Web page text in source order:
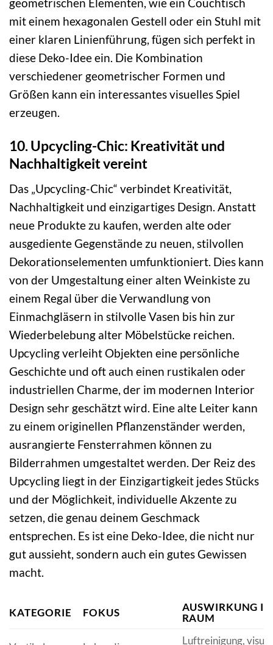
geometrischen Elementen, wie ein Couchtisch
mit einem hexagonalen Gestell oder ein Stuhl mit
einer klaren Linienführung, fügen sich perfekt in
diese Deko-Idee ein. Die Kombination
verschiedener geometrischer Formen und
Größen kann ein interessantes visuelles Spiel
erzeugen.
10. Upcycling-Chic: Kreativität und
Nachhaltigkeit vereint
Das „Upcycling-Chic“ verbindet Kreativität,
Nachhaltigkeit und einzigartiges Design. Anstatt
neue Produkte zu kaufen, werden alte oder
ausgediente Gegenstände zu neuen, stilvollen
Dekorationselementen umfunktioniert. Dies kann
von der Umgestaltung einer alten Weinkiste zu
einem Regal über die Verwandlung von
Einmachgläsern in stilvolle Vasen bis hin zur
Wiederbelebung alter Möbelstücke reichen.
Upcycling verleiht Objekten eine persönliche
Geschichte und oft auch einen rustikalen oder
industriellen Charme, der im modernen Interior
Design sehr geschätzt wird. Eine alte Leiter kann
zu einem originellen Pflanzenständer werden,
ausrangierte Fensterrahmen können zu
Bilderrahmen umgestaltet werden. Der Reiz des
Upcycling liegt in der Einzigartigkeit jedes Stücks
und der Möglichkeit, individuelle Akzente zu
setzen, die genau deinem Geschmack
entsprechen. Es ist eine Deko-Idee, die nicht nur
gut aussieht, sondern auch ein gutes Gewissen
macht.
KATEGORIE FOKUS
AUSWIRKUNG
RAUM
Luftreinigung,